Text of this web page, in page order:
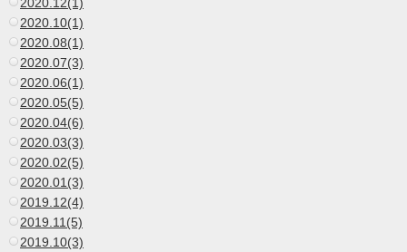
2020.12(1)
2020.10(1)
2020.08(1)
2020.07(3)
2020.06(1)
2020.05(5)
2020.04(6)
2020.03(3)
2020.02(5)
2020.01(3)
2019.12(4)
2019.11(5)
2019.10(3)